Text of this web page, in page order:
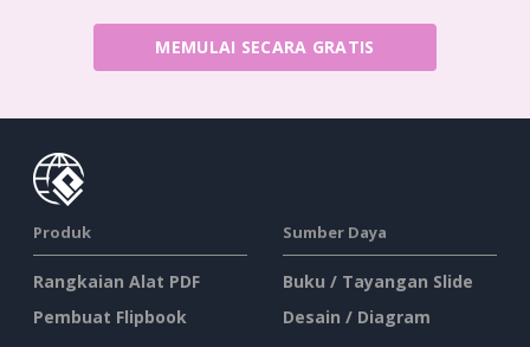
MEMULAI SECARA GRATIS
Produk
Rangkaian Alat PDF
Pembuat Flipbook
Sumber Daya
Buku / Tayangan Slide
Desain / Diagram